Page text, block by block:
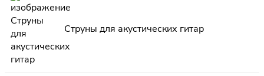
Струны для акустических гитар